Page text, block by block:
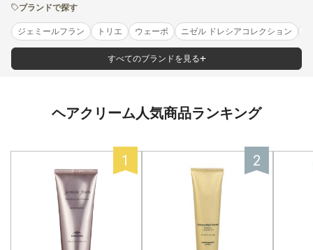
ブランドで探す
ジェミールフラン トリエ ウェーボ ニゼル ドレシアコレクション
すべてのブランドを見る
ヘアクリーム人気商品ランキング